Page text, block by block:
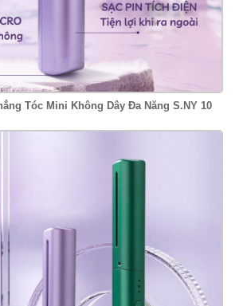
Tóc Mini Không Dây Đa Năng S.NY 10